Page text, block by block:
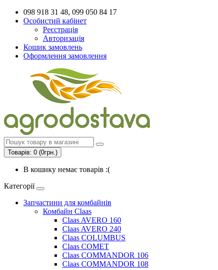
098 918 31 48, 099 050 84 17
Особистий кабінет
Реєстрація
Авторизація
Кошик замовлень
Оформлення замовлення
Товарів: 0 (0грн.)
В кошику немає товарів :(
Категорії
Запчастини для комбайнів
Комбайн Claas
Claas AVERO 160
Claas AVERO 240
Claas COLUMBUS
Claas COMET
Claas COMMANDOR 106
Claas COMMANDOR 108